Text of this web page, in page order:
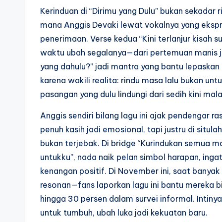
Kerinduan di “Dirimu yang Dulu” bukan
mana Anggis Devaki lewat vokalnya yang
penerimaan. Verse kedua “Kini terlanjur kisah
waktu ubah segalanya—dari pertemuan manis
yang dahulu?” jadi mantra yang bantu
karena wakili realita: rindu masa lalu bukan
pasangan yang dulu lindungi dari sedih kini
Anggis sendiri bilang lagu ini ajak pendengar
penuh kasih jadi emosional, tapi justru di
bukan terjebak. Di bridge “Kurindukan semua
untukku”, nada naik pelan simbol harapan,
kenangan positif. Di November ini, saat
resonan—fans laporkan lagu ini bantu mereka
hingga 30 persen dalam survei informal.
untuk tumbuh, ubah luka jadi kekuatan baru.